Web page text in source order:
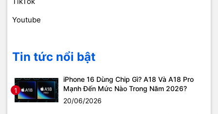
Youtube
Tin tức nổi bật
1
iPhone 16 Dùng Chip Gì? A18 Và A18 Pro
Mạnh Đến Mức Nào Trong Năm 2026?
20/06/2026